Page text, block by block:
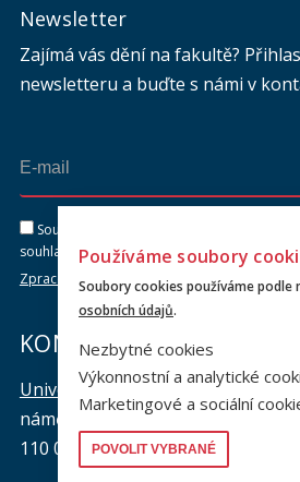
Newsletter
Zajímá vás dění na fakultě?
newsletteru a buďte s námi v
Souhlasím se zasíláním newsletteru na
souhlasím se zpracováním osobních údajů
Zpracování osobních údajů
KONTAKTY
Univerzita Karlova, Právnická
náměstí Curieových 901/7, Staré
110 00 Praha 1
Používáme soubory
Soubory cookies používáme podle
osobních údajů.
Nezbytné cookies
Výkonnostní a analytické
Marketingové a sociální
POVOLIT VYBRANÉ